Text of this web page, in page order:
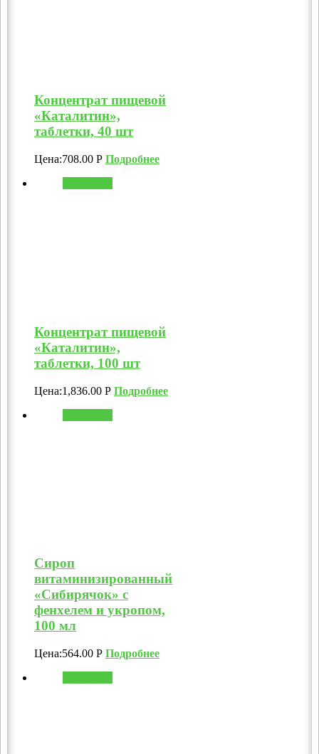
Концентрат пищевой
«Каталитин»,
таблетки, 40 шт
Цена:708.00 Р Подробнее
Концентрат пищевой
«Каталитин»,
таблетки, 100 шт
Цена:1,836.00 Р Подробнее
Сироп
витаминизированный
«Сибирячок» с
фенхелем и укропом,
100 мл
Цена:564.00 Р Подробнее